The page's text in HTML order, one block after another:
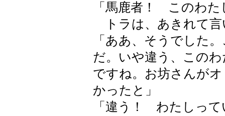
「馬鹿者！ このわ
トラは、あきれて言
「ああ、そうでした
だ。いや違う、この
ですね。お坊さんが
かったと」
「違う！ わたしっ